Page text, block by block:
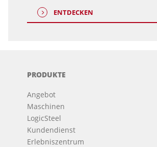
ENTDECKEN
PRODUKTE
Angebot
Maschinen
LogicSteel
Kundendienst
Erlebniszentrum